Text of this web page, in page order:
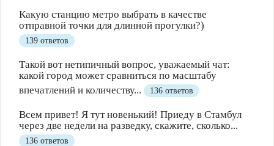
Какую станцию метро выбрать в качестве
отправной точки для длинной прогулки?)
139 ответов
Такой вот нетипичный вопрос, уважаемый чат:
какой город может сравниться по масштабу
впечатлений и количеству...
136 ответов
Всем привет! Я тут новенький! Приеду в Стамбул
через две недели на разведку, скажите, сколько...
136 ответов